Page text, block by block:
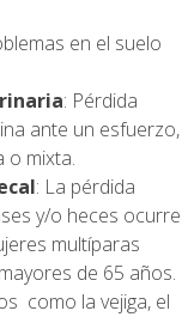
en el suelo
: Pérdida
ante un esfuerzo,
o mixta.
: La pérdida
y/o heces ocurre
multíparas
de 65 años.
como la vejiga, el